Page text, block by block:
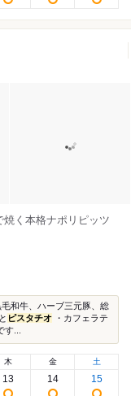
焼く本格ナポリピッツ
和牛、ハーブ三元豚、総
ピスタチオ ・カフェラテ
...
木
13
金
14
土
15